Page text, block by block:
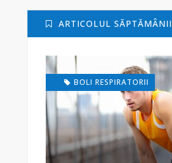
ARTICOLUL SĂPTĂMÂNII
BOLI RESPIRATORII